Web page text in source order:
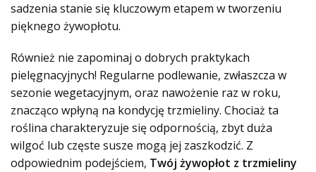
sadzenia stanie się kluczowym etapem w tworzeniu
pięknego żywopłotu.
Również nie zapominaj o dobrych praktykach
pielęgnacyjnych! Regularne podlewanie, zwłaszcza w
sezonie wegetacyjnym, oraz nawożenie raz w roku,
znacząco wpłyną na kondycję trzmieliny. Chociaż ta
roślina charakteryzuje się odpornością, zbyt duża
wilgoć lub częste susze mogą jej zaszkodzić. Z
odpowiednim podejściem, Twój żywopłot z trzmieliny